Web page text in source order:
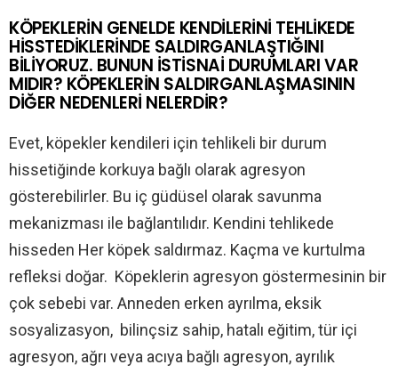
KÖPEKLERİN GENELDE KENDİLERİNİ TEHLİKEDE
HİSSTEDİKLERİNDE SALDIRGANLAŞTIĞINI
BİLİYORUZ. BUNUN İSTİSNAİ DURUMLARI VAR
MIDIR? KÖPEKLERİN SALDIRGANLAŞMASININ
DİĞER NEDENLERİ NELERDİR?
Evet, köpekler kendileri için tehlikeli bir durum
hissetiğinde korkuya bağlı olarak agresyon
gösterebilirler. Bu iç güdüsel olarak savunma
mekanizması ile bağlantılıdır. Kendini tehlikede
hisseden Her köpek saldırmaz. Kaçma ve kurtulma
refleksi doğar. Köpeklerin agresyon göstermesinin bir
çok sebebi var. Anneden erken ayrılma, eksik
sosyalizasyon, bilinçsiz sahip, hatalı eğitim, tür içi
agresyon, ağrı veya acıya bağlı agresyon, ayrılık